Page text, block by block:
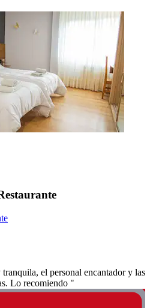
el personal encantador y las
Lo recomiendo "